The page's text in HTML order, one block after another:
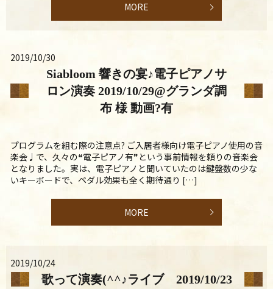
MORE
2019/10/30
Siabloom 響きの宴♪電子ピアノサ
ロン演奏 2019/10/29@グランダ調
布 様 動画?有
プログラムを組む際の注意点? ご入居者様向け電子ピアノ使用の音
楽会♩で、久々の❝電子ピアノ有❞という事前情報を頼りの音楽会
となりました。実は、電子ピアノと聞いていたのは鍵盤数の少な
いキーボードで、ペダル効果も全く期待通り […]
MORE
2019/10/24
歌って演奏(^^♪ライブ 2019/10/23